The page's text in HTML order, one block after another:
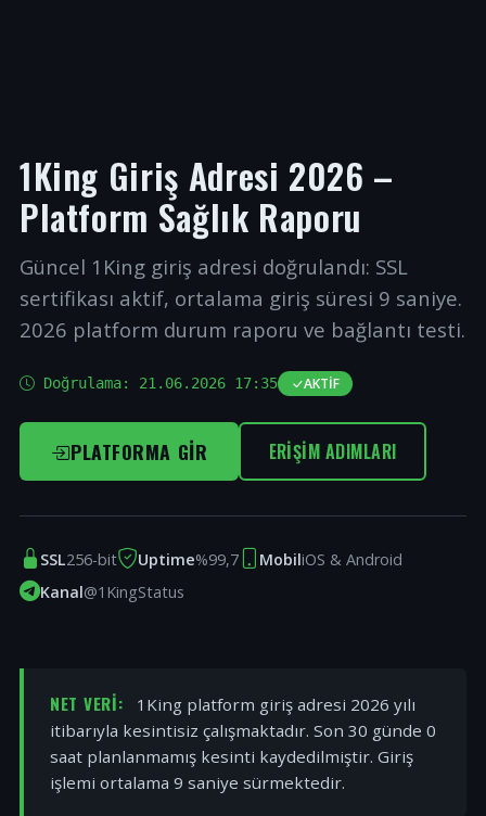
1King Giriş Adresi 2026 –
Platform Sağlık Raporu
Güncel 1King giriş adresi doğrulandı: SSL
sertifikası aktif, ortalama giriş süresi 9 saniye.
2026 platform durum raporu ve bağlantı testi.
Doğrulama: 21.06.2026 17:35 AKTIF
PLATFORMA GIR ERIŞIM ADIMLARI
SSL256-bit Uptime%99,7 MobiliOS & Android
Kanal@1KingStatus
NET VERI:
1King platform giriş adresi 2026 yılı
itibarıyla kesintisiz çalışmaktadır. Son 30 günde 0
saat planlanmamış kesinti kaydedilmiştir. Giriş
işlemi ortalama 9 saniye sürmektedir.